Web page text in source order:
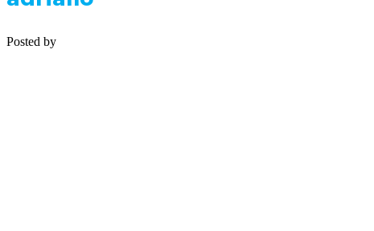
Posted by